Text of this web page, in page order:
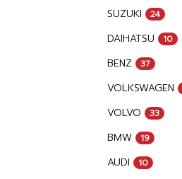
SUZUKI 24
DAIHATSU 10
BENZ 37
VOLKSWAGEN
VOLVO 33
BMW 19
AUDI 10